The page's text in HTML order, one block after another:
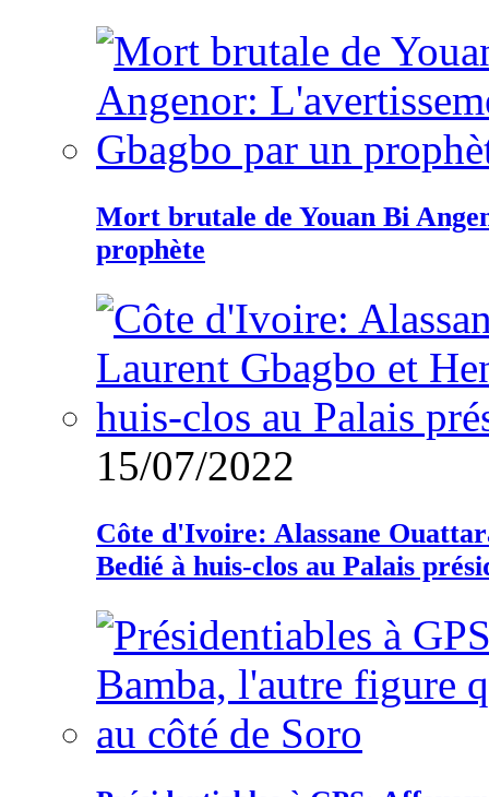
Mort brutale de Youan Bi
prophète
15/07/2022
Côte d'Ivoire: Alassane
Bedié à huis-clos au Palais